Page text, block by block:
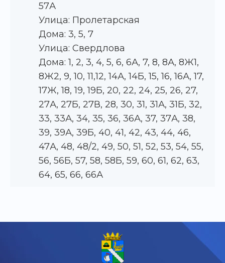
57А
Улица: Пролетарская
Дома: 3, 5, 7
Улица: Свердлова
Дома: 1, 2, 3, 4, 5, 6, 6А, 7, 8, 8А, 8Ж1,
8Ж2, 9, 10, 11,12, 14А, 14Б, 15, 16, 16А, 17,
17Ж, 18, 19, 19Б, 20, 22, 24, 25, 26, 27,
27А, 27Б, 27В, 28, 30, 31, 31А, 31Б, 32,
33, 33А, 34, 35, 36, 36А, 37, 37А, 38,
39, 39А, 39Б, 40, 41, 42, 43, 44, 46,
47А, 48, 48/2, 49, 50, 51, 52, 53, 54, 55,
56, 56Б, 57, 58, 58Б, 59, 60, 61, 62, 63,
64, 65, 66, 66А